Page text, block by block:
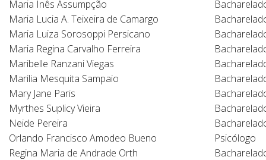
Maria Inês Assumpção
Maria Lucia A. Teixeira de Camargo
Maria Luiza Sorosoppi Persicano
Maria Regina Carvalho Ferreira
Maribelle Ranzani Viegas
Marilia Mesquita Sampaio
Mary Jane Paris
Myrthes Suplicy Vieira
Neide Pereira
Orlando Francisco Amodeo Bueno
Psicólogo
Regina Maria de Andrade Orth